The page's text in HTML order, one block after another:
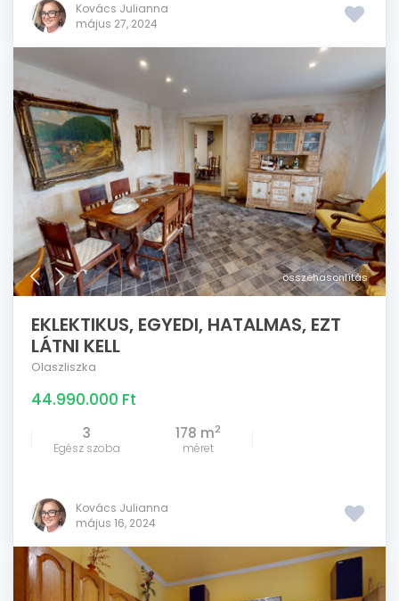
Kovács Julianna
május 27, 2024
összehasonlítás
EKLEKTIKUS, EGYEDI, HATALMAS, EZT
LÁTNI KELL
Olaszliszka
44.990.000 Ft
3
Egész szoba
178 m2
méret
Kovács Julianna
május 16, 2024